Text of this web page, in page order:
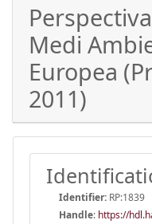
Medi
Europea
2011)
Identifier: RP:1839
Handle: https://